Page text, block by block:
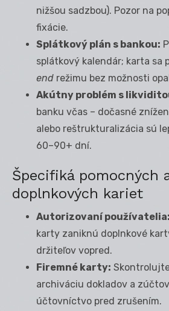
nižšou sadzbou). Pozor na
fixácie.
Splátkový plán s bankou:
splátkový kalendár; karta sa
end režimu bez možnosti
Akútny problém s
banku včas – dočasné
alebo reštrukturalizácia sú
60–90+ dní.
Špecifiká pomocných
doplnkových kariet
Autorizovaní používatelia:
karty zaniknú doplnkové
držiteľov vopred.
Firemné karty:
archiváciu dokladov a
účtovníctvo pred zrušením.